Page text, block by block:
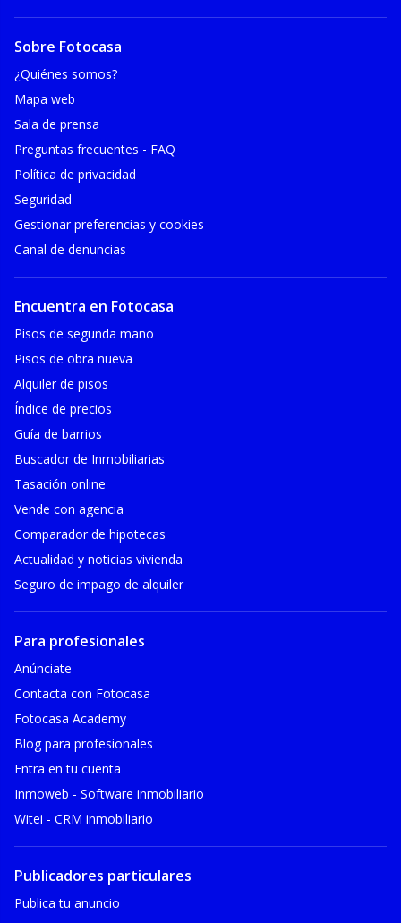
Sobre Fotocasa
¿Quiénes somos?
Mapa web
Sala de prensa
Preguntas frecuentes - FAQ
Política de privacidad
Seguridad
Gestionar preferencias y cookies
Canal de denuncias
Encuentra en Fotocasa
Pisos de segunda mano
Pisos de obra nueva
Alquiler de pisos
Índice de precios
Guía de barrios
Buscador de Inmobiliarias
Tasación online
Vende con agencia
Comparador de hipotecas
Actualidad y noticias vivienda
Seguro de impago de alquiler
Para profesionales
Anúnciate
Contacta con Fotocasa
Fotocasa Academy
Blog para profesionales
Entra en tu cuenta
Inmoweb - Software inmobiliario
Witei - CRM inmobiliario
Publicadores particulares
Publica tu anuncio